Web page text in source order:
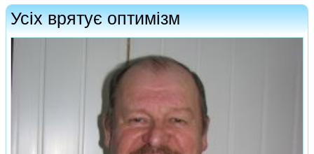
Усіх врятує оптимізм